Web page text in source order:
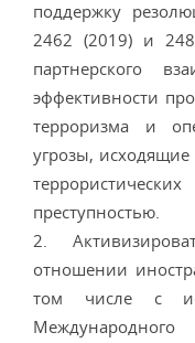
поддержку
2462 (2019) и
партнерского
эффективности
терроризма и
угрозы,
преступностью.
2.
отношении
том числе с